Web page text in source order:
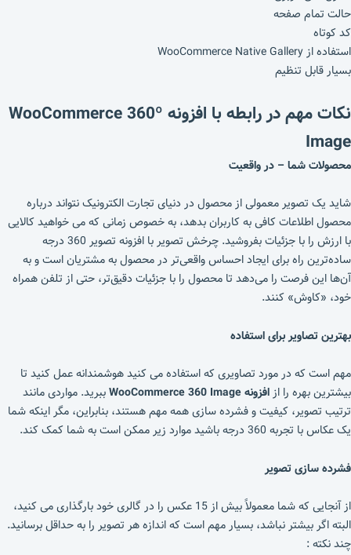
حالت تمام صفحه
کد کوتاه
استفاده از WooCommerce Native Gallery
بسیار قابل تنظیم
نکات مهم در رابطه با افزونه WooCommerce 360º
Image
محصولات شما – در واقعیت
شاید یک تصویر معمولی از محصول در دنیای تجارت الکترونیک نتواند درباره
محصول اطلاعات کافی به کاربران بدهد، به خصوص زمانی که می خواهید کالایی
با ارزش را با جزئیات بفروشید. چرخش تصویر با افزونه تصویر 360 درجه
ساده‌ترین راه برای ایجاد احساس واقعی‌تر در محصول به مشتریان است و به
آن‌ها این فرصت را می‌دهد تا محصول را با جزئیات دقیق‌تر، حتی از تلفن همراه
خود، «کاوش» کنند.
بهترین تصاویر برای استفاده
مهم است که در مورد تصاویری که استفاده می کنید هوشمندانه عمل کنید تا
بیشترین بهره را ازافزونه WooCommerce 360 ​​Image
ببرید. مواردی مانند
ترتیب تصویر، کیفیت و فشرده سازی همه مهم هستند، بنابراین، مگر اینکه شما
یک عکاس با تجربه 360 درجه باشید موارد زیر ممکن است به شما کمک کند.
فشرده سازی تصویر
از آنجایی که شما معمولاً بیش از 15 عکس را در گالری خود بارگذاری می کنید،
البته اگر بیشتر نباشد، بسیار مهم است که اندازه هر تصویر را به حداقل برسانید.
چند نکته :